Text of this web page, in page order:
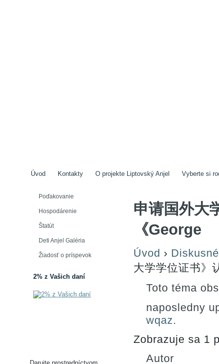
Úvod Kontakty O projekte Liptovský Anjel Vyberte si
Poďakovanie
Hospodárenie
Štatút
Deti Anjel Galéria
Žiadosť o príspevok
2% z Vašich daní
申请国外大
《George
Úvod ›
大学学位证书》
Toto téma
naposledny
wqaz.
Zobrazuje sa 1
Autor